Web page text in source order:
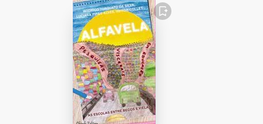
FAVORITO